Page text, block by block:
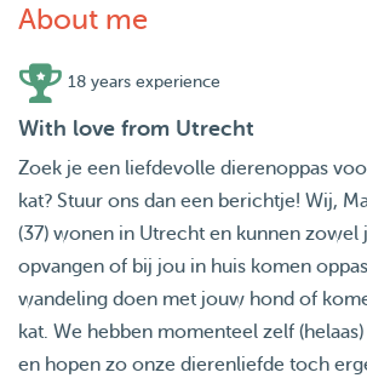
About me
18 years experience
With love from Utrecht
Zoek je een liefdevolle dierenoppas
kat? Stuur ons dan een berichtje! Wij,
(37) wonen in Utrecht en kunnen
opvangen of bij jou in huis komen
wandeling doen met jouw hond of
kat. We hebben momenteel zelf
en hopen zo onze dierenliefde toch